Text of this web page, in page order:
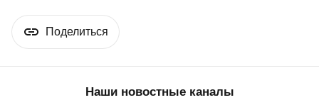
Поделиться
Наши новостные каналы